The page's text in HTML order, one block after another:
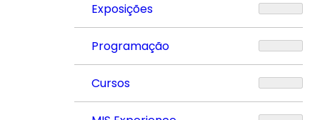
Exposições
Programação
Cursos